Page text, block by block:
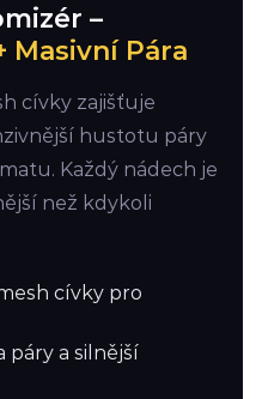
–
Masivní Pára
cívky zajišťuje
hustotu páry
Každý nádech je
než kdykoli
cívky pro
a silnější